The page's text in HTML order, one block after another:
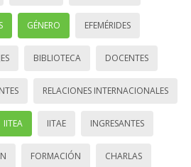
GÉNERO EFEMÉRIDES
BIBLIOTECA DOCENTES
RELACIONES INTERNACIONALES
IITEA IITAE INGRESANTES
FORMACIÓN CHARLAS